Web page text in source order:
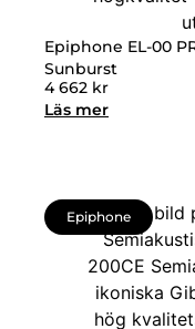
Epiphone EL-00
Sunburst
4 662 kr
Läs mer
Epiphone